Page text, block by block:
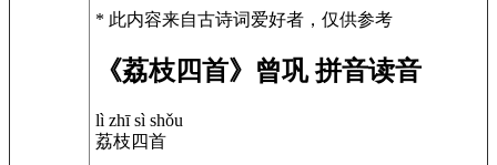
* 此内容来自古诗词爱好者，仅供参考
《荔枝四首》曾巩 拼音读音
lì zhī sì shǒu
荔枝四首